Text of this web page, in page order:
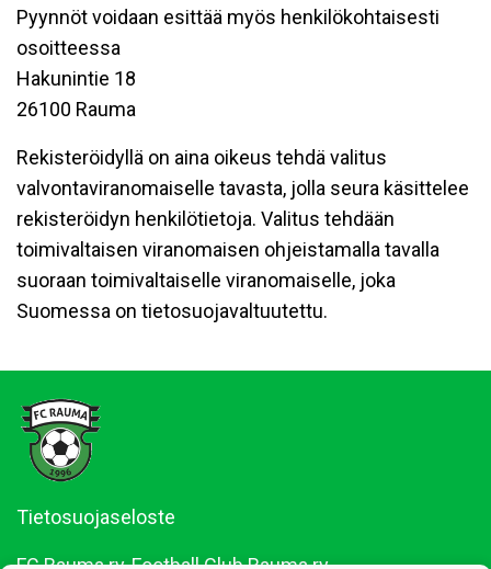
Pyynnöt voidaan esittää myös henkilökohtaisesti
osoitteessa
Hakunintie 18
26100 Rauma
Rekisteröidyllä on aina oikeus tehdä valitus
valvontaviranomaiselle tavasta, jolla seura käsittelee
rekisteröidyn henkilötietoja. Valitus tehdään
toimivaltaisen viranomaisen ohjeistamalla tavalla
suoraan toimivaltaiselle viranomaiselle, joka
Suomessa on tietosuojavaltuutettu.
Tietosuojaseloste